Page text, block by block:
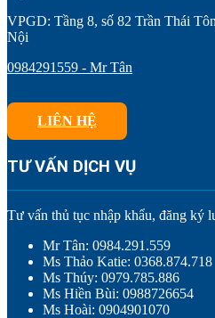
VPGD: Tầng 8, số 82 Trần Thái
Nội
0984291559 - Mr Tân
LIÊN HỆ
TƯ VẤN DỊCH VỤ
Tư vấn thủ tục nhập khẩu, đăng ký
Mr Tân: 0984.291.559
Ms Thảo Katie: 0368.874.718
Ms Thúy: 0979.785.886
Ms Hiền Bùi: 0988726654
Ms Hoài: 0904901070